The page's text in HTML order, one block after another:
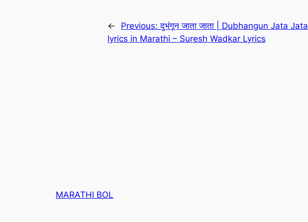
← Previous:दुभंगून जाता जाता | Dubhangun Jata Jata
lyrics in Marathi – Suresh Wadkar Lyrics
MARATHI BOL